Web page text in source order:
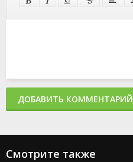
ДОБАВИТЬ КОММЕНТАРИЙ
Смотрите также